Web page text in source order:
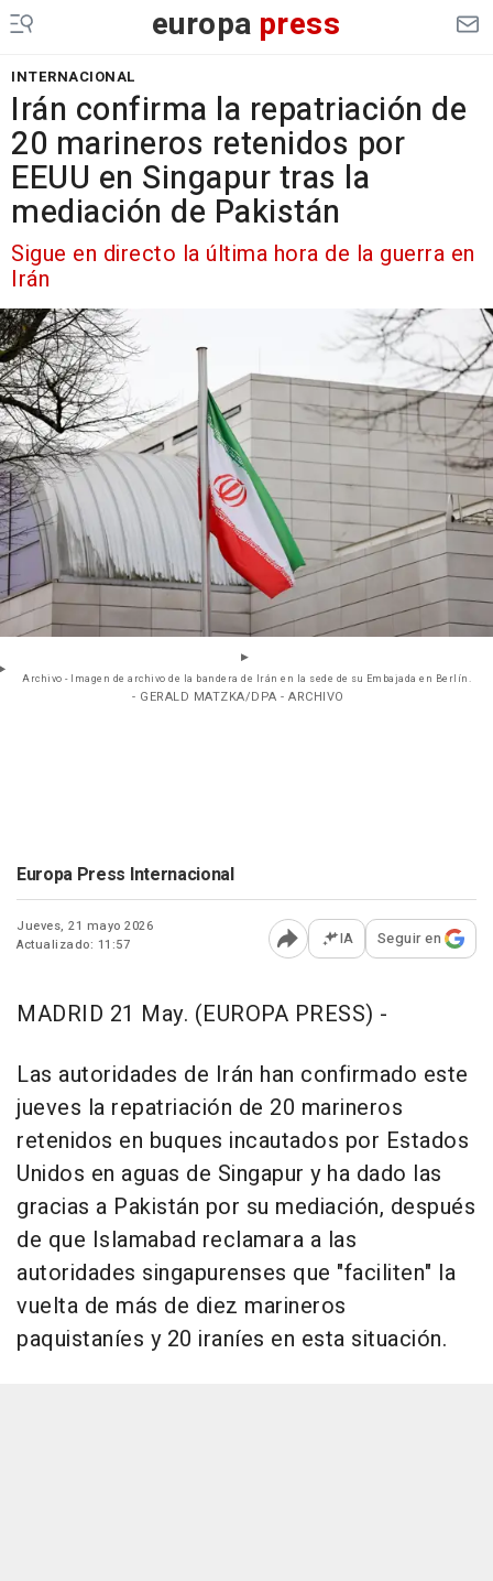
europa press
INTERNACIONAL
Irán confirma la repatriación de
20 marineros retenidos por
EEUU en Singapur tras la
mediación de Pakistán
Sigue en directo la última hora de la guerra en
Irán
Archivo - Imagen de archivo de la bandera de Irán en la sede de su Embajada en Berlín.
- GERALD MATZKA/DPA - ARCHIVO
Europa Press Internacional
Jueves, 21 mayo 2026
Actualizado: 11:57
Abrir opciones para
IA Seguir en
MADRID 21 May. (EUROPA PRESS) -
Las autoridades de Irán han confirmado este
jueves la repatriación de 20 marineros
retenidos en buques incautados por Estados
Unidos en aguas de Singapur y ha dado las
gracias a Pakistán por su mediación, después
de que Islamabad reclamara a las
autoridades singapurenses que "faciliten" la
vuelta de más de diez marineros
paquistaníes y 20 iraníes en esta situación.